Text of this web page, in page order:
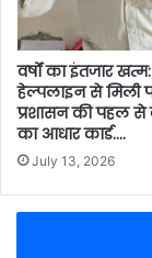
वर्षों का इंतजार
हेल्पलाइन से मिली
प्रशासन की पहल से
का आधार कार्ड….
July 13, 2026